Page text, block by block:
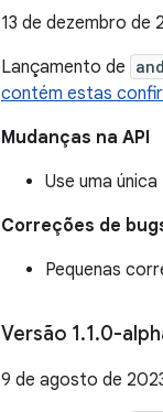
13 de dezembro de
Lançamento de
contém estas
Mudanças na API
Use uma
Correções de
Pequenas
Versão 1.1.0-
9 de agosto de